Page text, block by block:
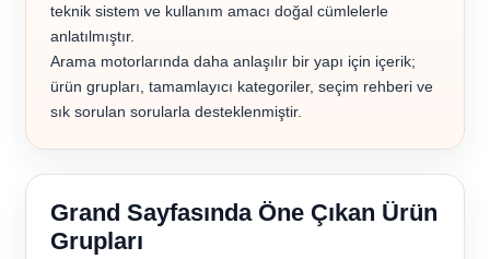
teknik sistem ve kullanım amacı doğal cümlelerle
anlatılmıştır.
Arama motorlarında daha anlaşılır bir yapı için içerik;
ürün grupları, tamamlayıcı kategoriler, seçim rehberi ve
sık sorulan sorularla desteklenmiştir.
Grand Sayfasında Öne Çıkan Ürün
Grupları